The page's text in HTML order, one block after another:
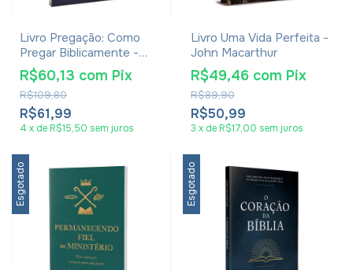
Livro Pregação: Como
Pregar Biblicamente -
John MacArthur
R$61,99
R$109,80
R$60,13 com Pix
4 x de R$15,50 sem juros
Livro Uma Vida Perfeita -
John Macarthur
R$50,99
R$89,90
R$49,46 com Pix
3 x de R$17,00 sem juros
Esgotado Esgotado